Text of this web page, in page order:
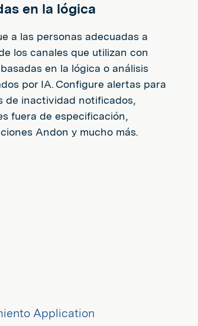
en la lógica
a las personas adecuadas a
los canales que utilizan con
en la lógica o análisis
por IA. Configure alertas para
de inactividad notificados,
fuera de especificación,
Andon y mucho más.